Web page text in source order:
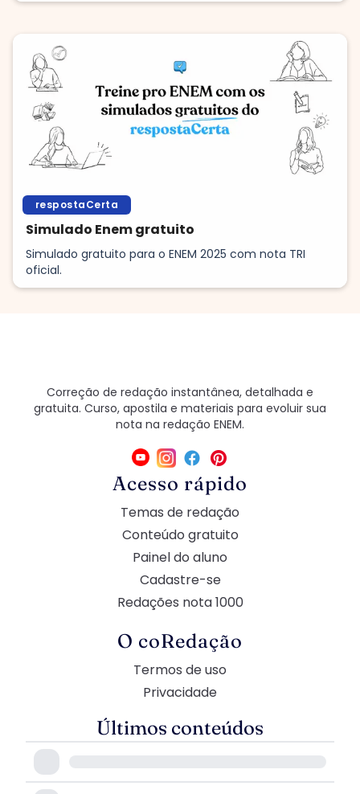
respostaCerta
Simulado Enem gratuito
Simulado gratuito para o ENEM 2025 com nota TRI
oficial.
Correção de redação instantânea, detalhada e
gratuita. Curso, apostila e materiais para evoluir sua
nota na redação ENEM.
Acesso rápido
Temas de redação
Conteúdo gratuito
Painel do aluno
Cadastre-se
Redações nota 1000
O coRedação
Termos de uso
Privacidade
Últimos conteúdos